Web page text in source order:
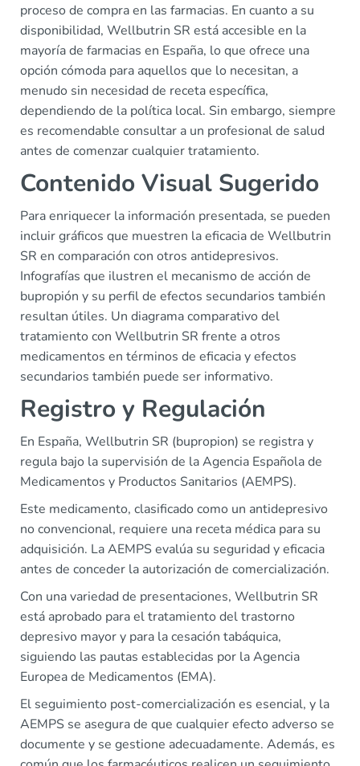
proceso de compra en las farmacias. En cuanto a su
disponibilidad, Wellbutrin SR está accesible en la
mayoría de farmacias en España, lo que ofrece una
opción cómoda para aquellos que lo necesitan, a
menudo sin necesidad de receta específica,
dependiendo de la política local. Sin embargo, siempre
es recomendable consultar a un profesional de salud
antes de comenzar cualquier tratamiento.
Contenido Visual Sugerido
Para enriquecer la información presentada, se pueden
incluir gráficos que muestren la eficacia de Wellbutrin
SR en comparación con otros antidepresivos.
Infografías que ilustren el mecanismo de acción de
bupropión y su perfil de efectos secundarios también
resultan útiles. Un diagrama comparativo del
tratamiento con Wellbutrin SR frente a otros
medicamentos en términos de eficacia y efectos
secundarios también puede ser informativo.
Registro y Regulación
En España, Wellbutrin SR (bupropion) se registra y
regula bajo la supervisión de la Agencia Española de
Medicamentos y Productos Sanitarios (AEMPS).
Este medicamento, clasificado como un antidepresivo
no convencional, requiere una receta médica para su
adquisición. La AEMPS evalúa su seguridad y eficacia
antes de conceder la autorización de comercialización.
Con una variedad de presentaciones, Wellbutrin SR
está aprobado para el tratamiento del trastorno
depresivo mayor y para la cesación tabáquica,
siguiendo las pautas establecidas por la Agencia
Europea de Medicamentos (EMA).
El seguimiento post-comercialización es esencial, y la
AEMPS se asegura de que cualquier efecto adverso se
documente y se gestione adecuadamente. Además, es